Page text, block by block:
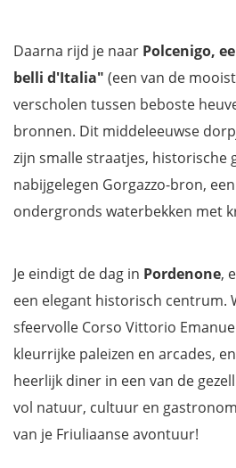
Daarna rijd je naar Polcenigo,
belli d'Italia" (een van de
verscholen tussen beboste
bronnen. Dit middeleeuwse
zijn smalle straatjes, historische
nabijgelegen Gorgazzo-bron,
ondergronds waterbekken met
Je eindigt de dag in Pordenone,
een elegant historisch centrum.
sfeervolle Corso Vittorio
kleurrijke paleizen en arcades,
heerlijk diner in een van de
vol natuur, cultuur en
van je Friuliaanse avontuur!